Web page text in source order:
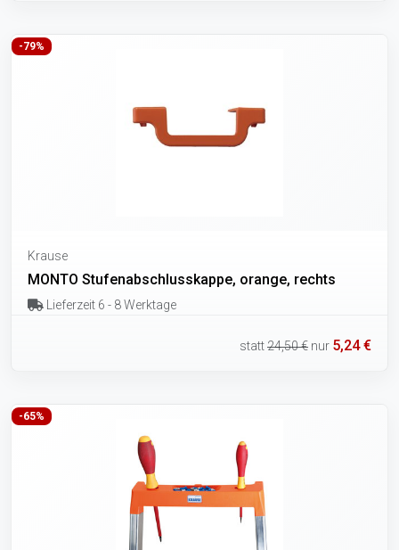
-79%
Krause
MONTO Stufenabschlusskappe, orange, rechts
Lieferzeit 6 - 8 Werktage
statt24,50 € nur 5,24 €
-65%